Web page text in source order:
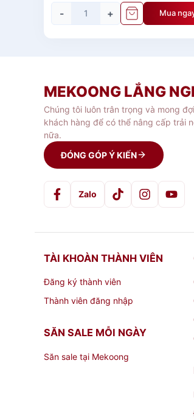
- + Mua
MEKOONG LẮNG
Chúng tôi luôn trân trọng và mong
khách hàng để có thể nâng cấp trải
nữa.
ĐÓNG GÓP Ý KIẾN
Zalo
TÀI KHOÀN THÀNH VIÊN
Đăng ký thành viên
Thành viên đăng nhập
SĂN SALE MỖI NGÀY
Săn sale tại Mekoong